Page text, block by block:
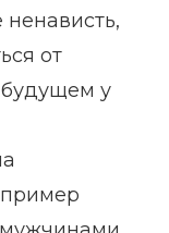
от
у